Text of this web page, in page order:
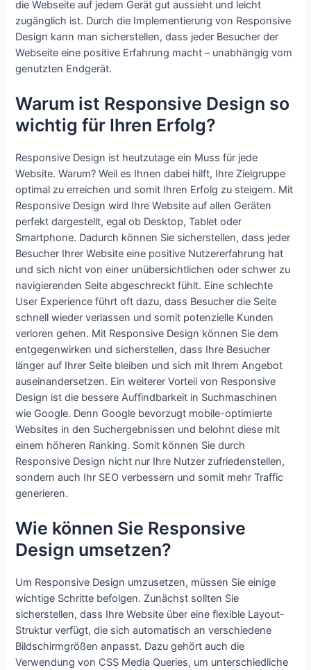
die Webseite auf jedem Gerät gut aussieht und leicht
zugänglich ist. Durch die Implementierung von Responsive
Design kann man sicherstellen, dass jeder Besucher der
Webseite eine positive Erfahrung macht – unabhängig vom
genutzten Endgerät.
Warum ist Responsive Design so
wichtig für Ihren Erfolg?
Responsive Design ist heutzutage ein Muss für jede
Website. Warum? Weil es Ihnen dabei hilft, Ihre Zielgruppe
optimal zu erreichen und somit Ihren Erfolg zu steigern. Mit
Responsive Design wird Ihre Website auf allen Geräten
perfekt dargestellt, egal ob Desktop, Tablet oder
Smartphone. Dadurch können Sie sicherstellen, dass jeder
Besucher Ihrer Website eine positive Nutzererfahrung hat
und sich nicht von einer unübersichtlichen oder schwer zu
navigierenden Seite abgeschreckt fühlt. Eine schlechte
User Experience führt oft dazu, dass Besucher die Seite
schnell wieder verlassen und somit potenzielle Kunden
verloren gehen. Mit Responsive Design können Sie dem
entgegenwirken und sicherstellen, dass Ihre Besucher
länger auf Ihrer Seite bleiben und sich mit Ihrem Angebot
auseinandersetzen. Ein weiterer Vorteil von Responsive
Design ist die bessere Auffindbarkeit in Suchmaschinen
wie Google. Denn Google bevorzugt mobile-optimierte
Websites in den Suchergebnissen und belohnt diese mit
einem höheren Ranking. Somit können Sie durch
Responsive Design nicht nur Ihre Nutzer zufriedenstellen,
sondern auch Ihr SEO verbessern und somit mehr Traffic
generieren.
Wie können Sie Responsive
Design umsetzen?
Um Responsive Design umzusetzen, müssen Sie einige
wichtige Schritte befolgen. Zunächst sollten Sie
sicherstellen, dass Ihre Website über eine flexible Layout-
Struktur verfügt, die sich automatisch an verschiedene
Bildschirmgrößen anpasst. Dazu gehört auch die
Verwendung von CSS Media Queries, um unterschiedliche